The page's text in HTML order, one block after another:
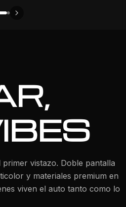
vistazo. Doble pantalla
y materiales premium en
viven el auto tanto como lo